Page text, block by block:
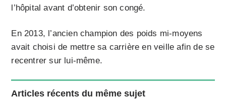
l’hôpital avant d’obtenir son congé.
En 2013, l’ancien champion des poids mi-moyens
avait choisi de mettre sa carrière en veille afin de se
recentrer sur lui-même.
Articles récents du même sujet